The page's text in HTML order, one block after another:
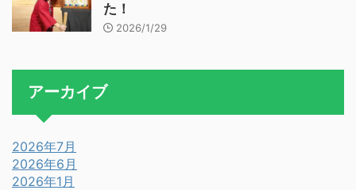
た！
2026/1/29
アーカイブ
2026年7月
2026年6月
2026年1月